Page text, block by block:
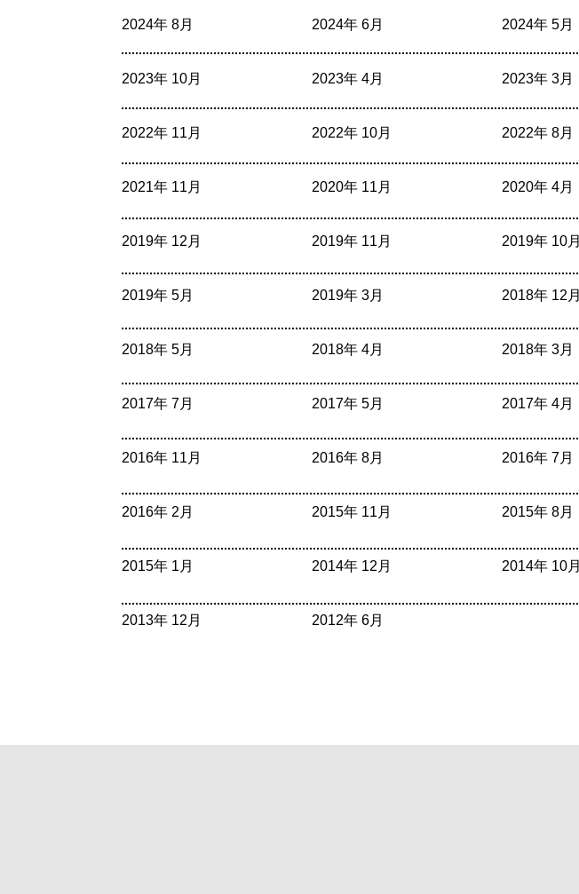
2024年 8月 2024年 6月 2024年 5月
2023年 10月 2023年 4月 2023年 3月
2022年 11月 2022年 10月 2022年 8月
2021年 11月 2020年 11月 2020年 4月
2019年 12月 2019年 11月 2019年 10月
2019年 5月 2019年 3月 2018年 12月
2018年 5月 2018年 4月 2018年 3月
2017年 7月 2017年 5月 2017年 4月
2016年 11月 2016年 8月 2016年 7月
2016年 2月 2015年 11月 2015年 8月
2015年 1月 2014年 12月 2014年 10月
2013年 12月 2012年 6月